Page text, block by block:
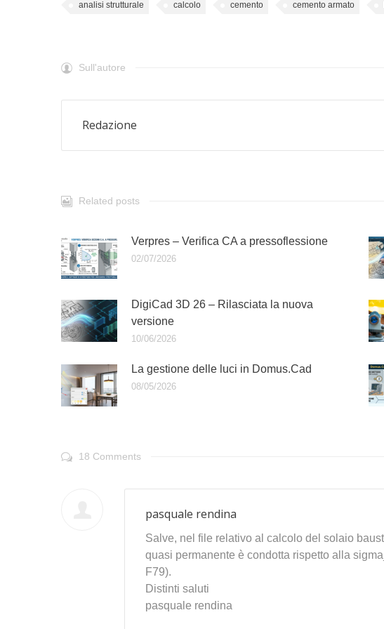
analisi strutturale calcolo cemento cemento armato
Sull'autore
Redazione
Related posts
Verpres – Verifica CA a pressoflessione
02/07/2026
DigiCad 3D 26 – Rilasciata la nuova
versione
10/06/2026
La gestione delle luci in Domus.Cad
08/05/2026
18 Comments
pasquale rendina
Salve, nel file relativo al calcolo del solaio
quasi permanente è condotta rispetto alla
F79).
Distinti saluti
pasquale rendina